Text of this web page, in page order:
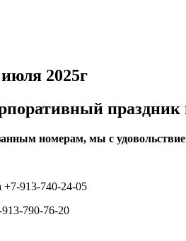
2025г
номерам, мы с
913-740-24-05
790-76-20